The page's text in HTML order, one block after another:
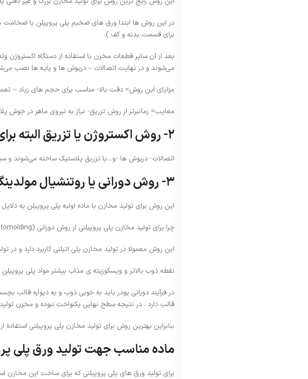
برای قسمت بدنه و کف ).
می‌شوند و در نهایت اتصالات – درپوش ها و پایه ها نصب
مزایای این روش= دقت بالا- مناسب برای حجم های زیاد –
معایب= زمانبرتر از روش تزریق- نیاز به نیروی ماهر در جوش
2- روش اکستروژن یا تزریق البته برای قطعات جانبی
اتصالات- درپوش ها -و…با تزریق پلاستیک ساخته می‌شوند
3- روش دورانی یا روتنشیال مولدینگ :
این روش برای تولید مخازن با ماده اولیه پلی پروپیلن به
چرا برای تولید مخازن پلی پروپیلنی از روش دورانی (Rotomolding)استفاده نمی‌کنیم ؟
این روش معمولا در تولید مخازن پلی اتیلنی کاربرد دارد و در
نقطه ذوب بالاتر و ویسکوزیته ی مذاب بیشتر مواد پلی
در فرآیند دورانی پودر باید به خوبی ذوب و به دیواره قالب
قالب دارد . در نتیجه سطح نهایی یکنواخت نبوده و مخزن
بنابراین بهترین روش برای تولید مخازن پلی پروپیلنی
ماده مناسب جهت تولید ورق پلی
برای تولید ورق های پلی پروپیلنی که برای ساخت این مخازن